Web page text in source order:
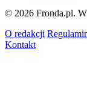
© 2026 Fronda.pl.
O redakcji
Kontakt